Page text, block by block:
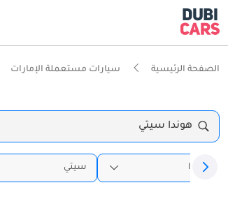
الصفحة الرئيسية سيارات مستعملة الإمارات
هوندا سيتي
هوندا سيتي